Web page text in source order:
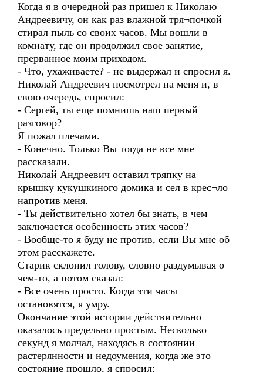
Когда я в очередной раз пришел к Николаю
Андреевичу, он как раз влажной тря¬почкой
стирал пыль со своих часов. Мы вошли в
комнату, где он продолжил свое занятие,
прерванное моим приходом.
- Что, ухаживаете? - не выдержал и спросил я.
Николай Андреевич посмотрел на меня и, в
свою очередь, спросил:
- Сергей, ты еще помнишь наш первый
разговор?
Я пожал плечами.
- Конечно. Только Вы тогда не все мне
рассказали.
Николай Андреевич оставил тряпку на
крышку кукушкиного домика и сел в крес¬ло
напротив меня.
- Ты действительно хотел бы знать, в чем
заключается особенность этих часов?
- Вообще-то я буду не против, если Вы мне об
этом расскажете.
Старик склонил голову, словно раздумывая о
чем-то, а потом сказал:
- Все очень просто. Когда эти часы
остановятся, я умру.
Окончание этой истории действительно
оказалось предельно простым. Несколько
секунд я молчал, находясь в состоянии
растерянности и недоумения, когда же это
состояние прошло, я спросил: